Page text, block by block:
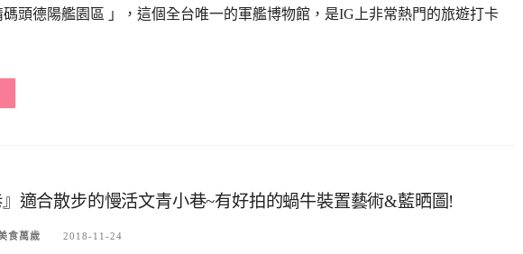
頭德陽艦園區 」，這個全台唯一的軍艦博物館，是IG上非常熱門的旅遊打卡
適合散步的慢活文青小巷~有好拍的蝸牛裝置藝術&藍晒圖!
食萬歲 2018-11-24